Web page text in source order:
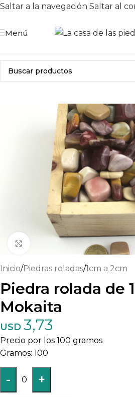
Saltar a la navegación Saltar al
Menú
Haga clic para ampliar
Inicio/Piedras roladas/1cm a 2cm
Piedra rolada de
Mokaita
USD 3,73
Precio por los 100 gramos
100
- 0 +